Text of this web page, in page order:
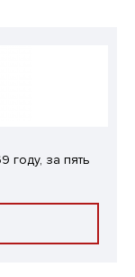
году, за пять